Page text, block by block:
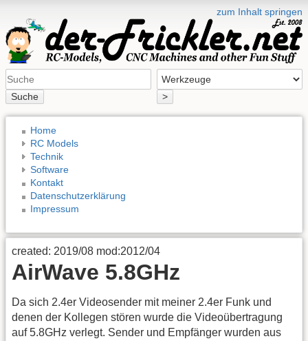
zum Inhalt springen
Suche >
Home
RC Models
Technik
Software
Kontakt
Datenschutzerklärung
Impressum
created: 2019/08 mod:2012/04
AirWave 5.8GHz
Da sich 2.4er Videosender mit meiner 2.4er Funk und
denen der Kollegen stören wurde die Videoübertragung
auf 5.8GHz verlegt. Sender und Empfänger wurden aus